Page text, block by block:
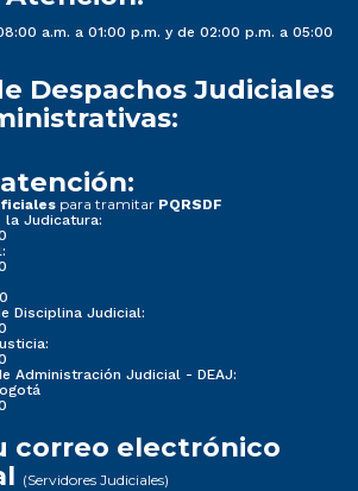
a.m. a 01:00 p.m. y de 02:00 p.m. a 05:00
Despachos Judiciales
para tramitar PQRSDF
la Judicatura:
Disciplina Judicial:
Administración Judicial - DEAJ:
correo electrónico
(Servidores Judiciales)